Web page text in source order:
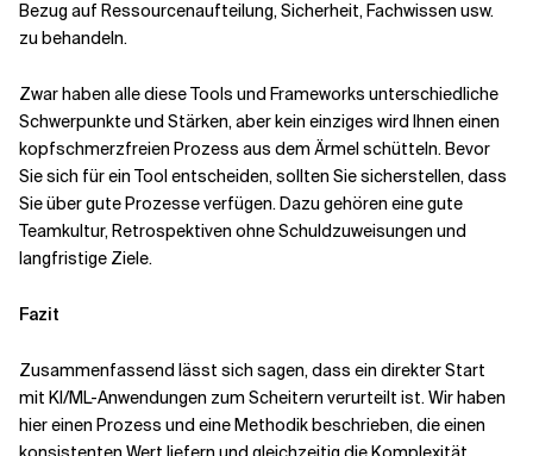
Bezug auf Ressourcenaufteilung, Sicherheit, Fachwissen usw.
zu behandeln.
Zwar haben alle diese Tools und Frameworks unterschiedliche
Schwerpunkte und Stärken, aber kein einziges wird Ihnen einen
kopfschmerzfreien Prozess aus dem Ärmel schütteln. Bevor
Sie sich für ein Tool entscheiden, sollten Sie sicherstellen, dass
Sie über gute Prozesse verfügen. Dazu gehören eine gute
Teamkultur, Retrospektiven ohne Schuldzuweisungen und
langfristige Ziele.
Fazit
Zusammenfassend lässt sich sagen, dass ein direkter Start
mit KI/ML-Anwendungen zum Scheitern verurteilt ist. Wir haben
hier einen Prozess und eine Methodik beschrieben, die einen